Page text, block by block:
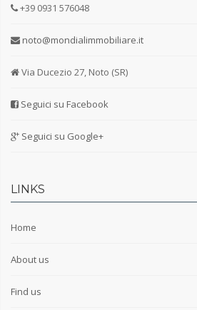
+39 0931 576048
noto@mondialimmobiliare.it
Via Ducezio 27, Noto (SR)
Seguici su Facebook
Seguici su Google+
LINKS
Home
About us
Find us